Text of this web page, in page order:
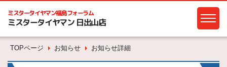
ミスタータイヤマン福島フォーラム
ミスタータイヤマン 日出山店
TOPページ お知らせ お知らせ詳細